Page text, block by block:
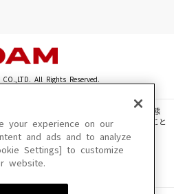
All Rights Reserved.
・画像・写真・動画・音声等を、手段や形態
て無断で複製、転載、ファイル化などすること
用いただけない場合があります。
が変更になる場合があります。
your experience on our
and ads and to analyze
Settings] to customize
website.